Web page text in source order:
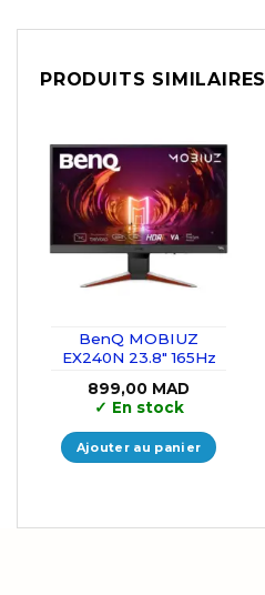
PRODUITS SIMILAIRES
BenQ MOBIUZ
EX240N 23.8″ 165Hz
899,00 MAD
✓ En stock
Ajouter au panier